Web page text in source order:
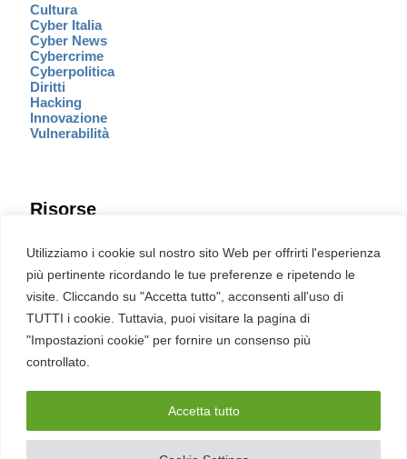
Utilizziamo i cookie sul nostro sito Web per offrirti l'esperienza
più pertinente ricordando le tue preferenze e ripetendo le
visite. Cliccando su "Accetta tutto", acconsenti all'uso di
TUTTI i cookie. Tuttavia, puoi visitare la pagina di
"Impostazioni cookie" per fornire un consenso più
controllato.
Accetta tutto
Cultura
Cyber Italia
Cyber News
Cybercrime
Cyberpolitica
Diritti
Hacking
Innovazione
Vulnerabilità
Risorse
Eventi
Fumetto Cyber
Newsletter
Servizi
Pubblicità
English
Ultime CVE critiche
2026 – REDHOTCYBER Srl. Tutti i diritti riservati